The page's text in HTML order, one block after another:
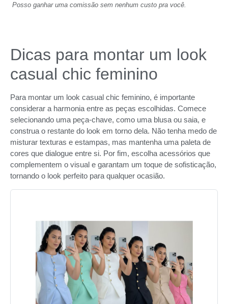
Posso ganhar uma comissão sem nenhum custo pra você.
Dicas para montar um look
casual chic feminino
Para montar um look casual chic feminino, é importante
considerar a harmonia entre as peças escolhidas. Comece
selecionando uma peça-chave, como uma blusa ou saia, e
construa o restante do look em torno dela. Não tenha medo de
misturar texturas e estampas, mas mantenha uma paleta de
cores que dialogue entre si. Por fim, escolha acessórios que
complementem o visual e garantam um toque de sofisticação,
tornando o look perfeito para qualquer ocasião.